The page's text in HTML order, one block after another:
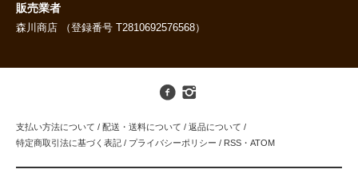
販売業者
森川商店 （登録番号 T2810692576568）
支払い方法について / 配送・送料について / 返品について /
特定商取引法に基づく表記 / プライバシーポリシー / RSS ・ ATOM